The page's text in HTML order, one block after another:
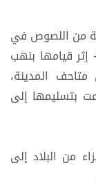
من اللصوص في
المدينة -خلال الحرب في صيف العام 2015- إثر قيامها بنهب
المدينة،
أثرية قامت بتسليمها إلى
من البلاد إلى